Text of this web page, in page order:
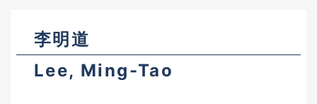
李明道
Lee, Ming-Tao